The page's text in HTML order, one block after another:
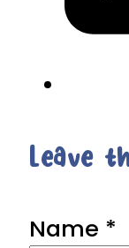
Leave
Name *